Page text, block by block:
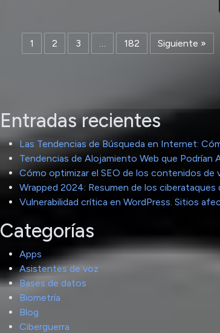
1 2 3 … 182 Siguiente »
Entradas recientes
Las Tendencias de Búsqueda en Internet:
Tendencias de Alojamiento Web que
Cómo optimizar el SEO de los contenidos de
Wrapped 2024: Resumen de los
Vulnerabilidad crítica en WordPress. Sitios
Categorías
Apps
Asistentes de voz
Bases de datos
Biometría
Blog
Ciberguerra